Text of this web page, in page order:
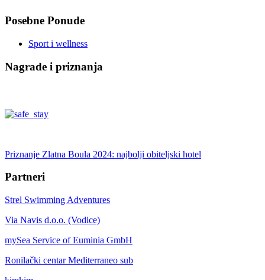
Posebne Ponude
Sport i wellness
Nagrade i priznanja
Priznanje Zlatna Boula 2024: najbolji obiteljski hotel
Partneri
Strel Swimming Adventures
Via Navis d.o.o. (Vodice)
mySea Service of Euminia GmbH
Ronilački centar Mediterraneo sub